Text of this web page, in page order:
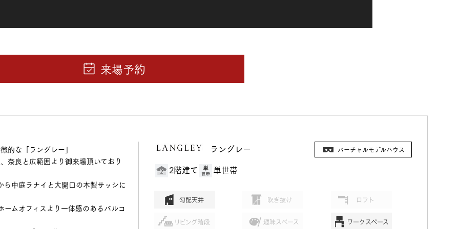
的な「ラングレー」
奈良と広範囲より御来場頂いており
ら中庭ラナイと大開口の木製サッシに
ムオフィスより一体感のあるバルコ
ラングレー バーチャルモデルハウス
2階建て 単世帯